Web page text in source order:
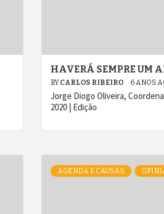
HAVERÁ SEMPRE UM
BY CARLOS RIBEIRO 6 ANOS
Jorge Diogo Oliveira,
2020 | Edição
AGENDA E CAUSAS